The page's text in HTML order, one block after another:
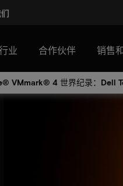
业 合作伙伴 销售
VMmark® 4 世界纪录：Dell